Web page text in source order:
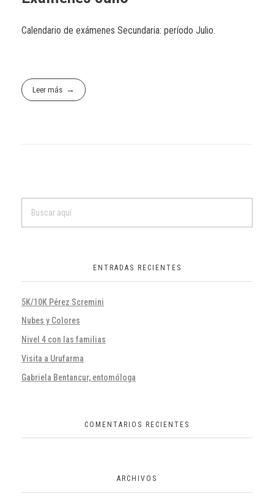
Calendario de exámenes Secundaria: período Julio.
Leer más
ENTRADAS RECIENTES
5K/10K Pérez Scremini
Nubes y Colores
Nivel 4 con las familias
Visita a Urufarma
Gabriela Bentancur, entomóloga
COMENTARIOS RECIENTES
ARCHIVOS